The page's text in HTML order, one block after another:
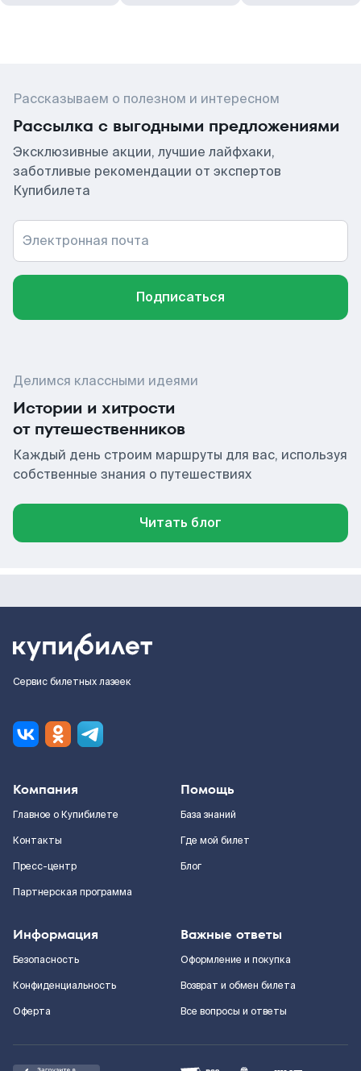
Рассказываем о полезном и интересном
Рассылка с выгодными предложениями
Эксклюзивные акции, лучшие лайфхаки,
заботливые рекомендации от экспертов
Купибилета
Электронная почта
Подписаться
Делимся классными идеями
Истории и хитрости
от путешественников
Каждый день строим маршруты для вас, используя
собственные знания о путешествиях
Читать блог
Сервис билетных лазеек
Компания
Главное о Купибилете
Контакты
Пресс-центр
Партнерская программа
Помощь
База знаний
Где мой билет
Блог
Информация
Безопасность
Конфиденциальность
Оферта
Важные ответы
Оформление и покупка
Возврат и обмен билета
Все вопросы и ответы